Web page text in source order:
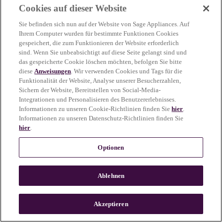
more information)
n
Cookies auf dieser Website
Sie befinden sich nun auf der Website von Sage Appliances. Auf
Ihrem Computer wurden für bestimmte Funktionen Cookies
gespeichert, die zum Funktionieren der Website erforderlich
sind. Wenn Sie unbeabsichtigt auf diese Seite gelangt sind und
das gespeicherte Cookie löschen möchten, befolgen Sie bitte
dieseAnweisungen. Wir verwenden Cookies und Tags für die
Funktionalität der Website, Analyse unserer Besucherzahlen,
Sichern der Website, Bereitstellen von Social-Media-
Integrationen und Personalisieren des Benutzererlebnisses.
Informationen zu unseren Cookie-Richtlinien finden Siehier.
Informationen zu unseren Datenschutz-Richtlinien finden Sie
hier.
Optionen
Ablehnen
Akzeptieren